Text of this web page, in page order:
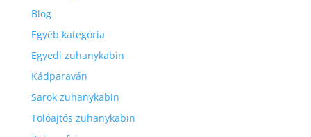
Blog
Egyéb kategória
Egyedi zuhanykabin
Kádparaván
Sarok zuhanykabin
Tolóajtós zuhanykabin